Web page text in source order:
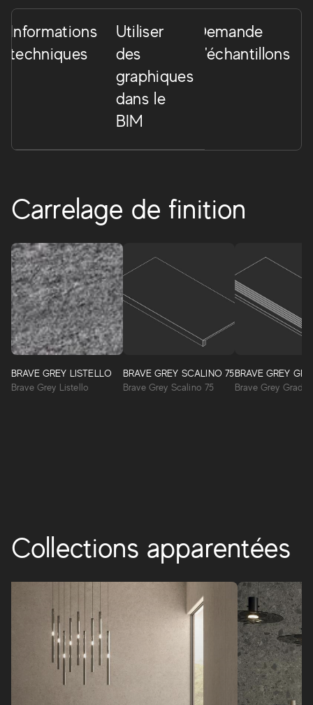
Informations
techniques
Utiliser
des
graphiques
dans le
BIM
Demande
d'échantillons
Carrelage de finition
BRAVE GREY LISTELLO
Brave Grey Listello
BRAVE GREY SCALINO 75
Brave Grey Scalino 75
BRAVE GREY
Brave Grey
Brave
revêtements en pâte blanche interprète l’esthétique de
rares pierres naturelles d’une beauté inaltérable. Une
Collections apparentées